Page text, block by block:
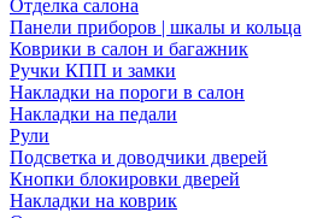
Отделка салона
Панели приборов | шкалы и кольца
Коврики в салон и багажник
Ручки КПП и замки
Накладки на пороги в салон
Накладки на педали
Рули
Подсветка и доводчики дверей
Кнопки блокировки дверей
Накладки на коврик